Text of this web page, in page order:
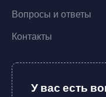
Вопросы и ответы
Контакты
У вас есть